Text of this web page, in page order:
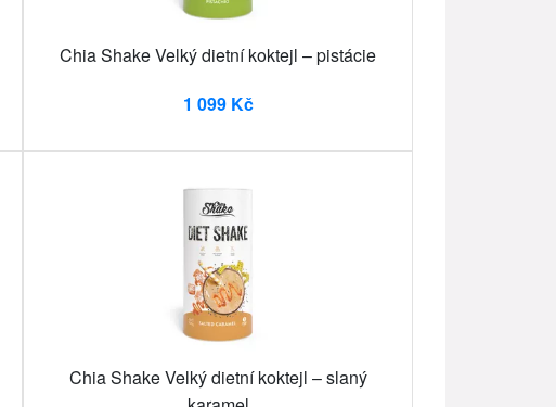
Chia Shake Velký dietní koktejl – pistácie
1 099 Kč
Chia Shake Velký dietní koktejl – slaný